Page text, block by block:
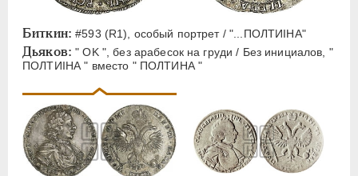
Биткин: #593 (R1), особый портрет / "...ПОЛТИIНА"
Дьяков: " OK ", без арабесок на груди / Без инициалов, "
ПОЛТИIНА " вместо " ПОЛТИНА "